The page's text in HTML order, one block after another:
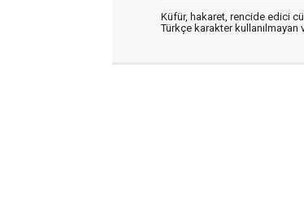
Küfür, hakaret, rencide edici
Türkçe karakter kullanılmayan